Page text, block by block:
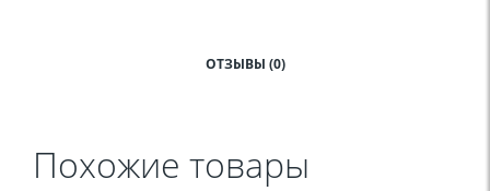
ОТЗЫВЫ (0)
Похожие товары